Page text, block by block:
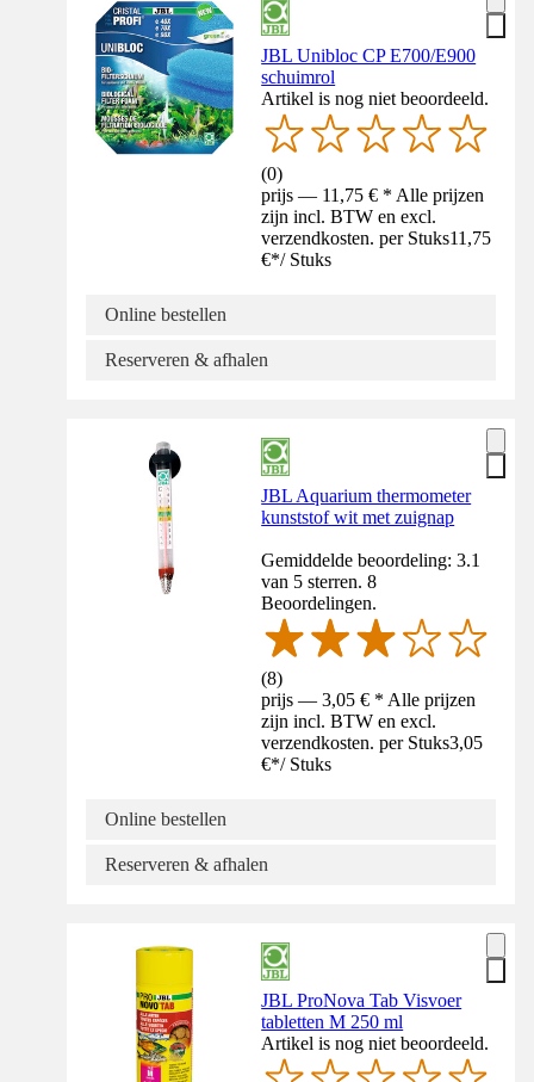
JBL Unibloc CP E700/E900
schuimrol
Artikel is nog niet beoordeeld.
(0)
prijs — 11,75 € * Alle prijzen
zijn incl. BTW en excl.
verzendkosten. per Stuks11,75
€*/ Stuks
Online bestellen
Reserveren & afhalen
JBL Aquarium thermometer
kunststof wit met zuignap
Gemiddelde beoordeling: 3.1
van 5 sterren. 8
Beoordelingen.
(8)
prijs — 3,05 € * Alle prijzen
zijn incl. BTW en excl.
verzendkosten. per Stuks3,05
€*/ Stuks
Online bestellen
Reserveren & afhalen
JBL ProNova Tab Visvoer
tabletten M 250 ml
Artikel is nog niet beoordeeld.